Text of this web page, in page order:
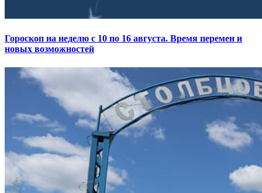
Гороскоп на неделю с 10 по 16 августа. Время перемен и
новых возможностей